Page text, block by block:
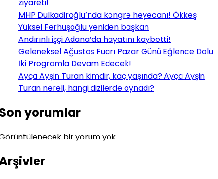
ziyareti!
MHP Dulkadiroğlu’nda kongre heyecanı! Ökkeş
Yüksel Ferhuşoğlu yeniden başkan
Andırınlı işçi Adana’da hayatını kaybetti!
Geleneksel Ağustos Fuarı Pazar Günü Eğlence Dolu
İki Programla Devam Edecek!
Ayça Ayşin Turan kimdir, kaç yaşında? Ayça Ayşin
Turan nereli, hangi dizilerde oynadı?
yorumlar
bir yorum yok.